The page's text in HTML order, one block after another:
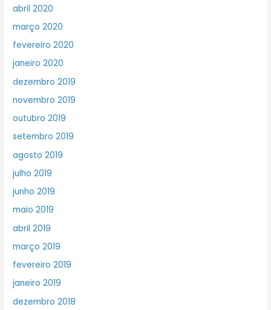
abril 2020
março 2020
fevereiro 2020
janeiro 2020
dezembro 2019
novembro 2019
outubro 2019
setembro 2019
agosto 2019
julho 2019
junho 2019
maio 2019
abril 2019
março 2019
fevereiro 2019
janeiro 2019
dezembro 2018